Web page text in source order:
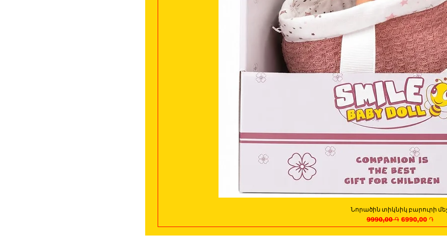
Quick View
Նորածին տիկնիկ բարուրի
Regular Price
9990,00 ֏ Sale Price
6990,00 ֏